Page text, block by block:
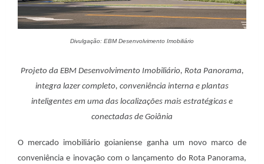
Divulgação: EBM Desenvolvimento Imobiliário
Projeto da EBM Desenvolvimento Imobiliário, Rota Panorama,
integra lazer completo, conveniência interna e plantas
inteligentes em uma das localizações mais estratégicas e
conectadas de Goiânia
O mercado imobiliário goianiense ganha um novo marco de
conveniência e inovação com o lançamento do Rota Panorama,